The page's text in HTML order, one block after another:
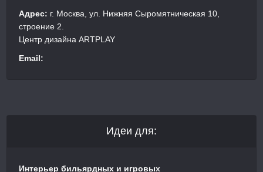
Адрес: г. Москва, ул. Нижняя Сыромятническая 10,
строение 2.
Центр дизайна ARTPLAY
Email:
Идеи для:
Интерьер бильярдных и игровых